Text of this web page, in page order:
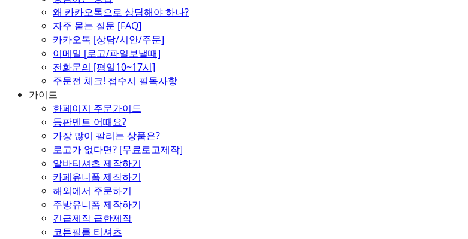
왜 카카오톡으로 상담해야 하나?
자주 묻는 질문 [FAQ]
카카오톡 [상담/시안/주문]
이메일 [로고/파일보낼때]
전화문의 [평일10~17시]
주문전 체크! 접수시 필독사항
가이드
한페이지 주문가이드
등판멘트 어때요?
가장 많이 팔리는 상품은?
로고가 없다면? [무료로고제작]
알바티셔츠 제작하기
카페유니폼 제작하기
해외에서 주문하기
주방유니폼 제작하기
긴급제작 급한제작
코튼필름 티셔츠